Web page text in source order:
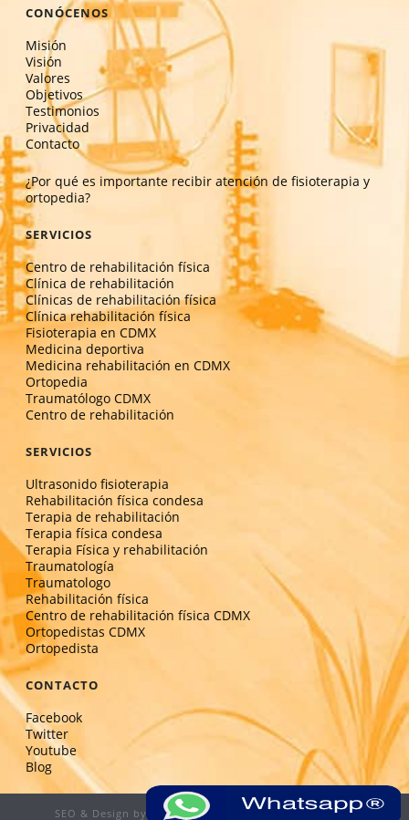
CONÓCENOS
Misión
Visión
Valores
Objetivos
Testimonios
Privacidad
Contacto
¿Por qué es importante recibir atención de fisioterapia y
ortopedia?
SERVICIOS
Centro de rehabilitación física
Clínica de rehabilitación
Clínicas de rehabilitación física
Clínica rehabilitación física
Fisioterapia en CDMX
Medicina deportiva
Medicina rehabilitación en CDMX
Ortopedia
Traumatólogo CDMX
Centro de rehabilitación
SERVICIOS
Ultrasonido fisioterapia
Rehabilitación física condesa
Terapia de rehabilitación
Terapia física condesa
Terapia Física y rehabilitación
Traumatología
Traumatologo
Rehabilitación física
Centro de rehabilitación física CDMX
Ortopedistas CDMX
Ortopedista
CONTACTO
Facebook
Twitter
Youtube
Blog
SEO & Design by: www.optimizacion-online.com